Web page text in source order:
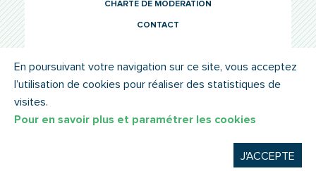
CHARTE DE MODÉRATION
CONTACT
© SYTRAL MOBILITÉS 2022 MENTIONS LÉGALES
En poursuivant votre navigation sur ce site, vous acceptez
l’utilisation de cookies pour réaliser des statistiques de
visites.
Pour en savoir plus et paramétrer les cookies
J'ACCEPTE